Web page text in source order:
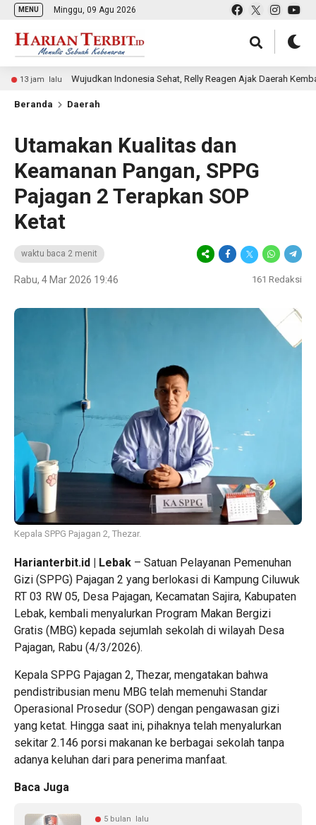
MENU Minggu, 09 Agu 2026
lalu Wujudkan Indonesia Sehat, Relly Reagen Ajak Daerah Kembangkan
Beranda Daerah
Utamakan Kualitas dan
Keamanan Pangan, SPPG
Pajagan 2 Terapkan SOP
Ketat
waktu baca 2 menit
Rabu, 4 Mar 2026 19:46 161 Redaksi
Kepala SPPG Pajagan 2, Thezar.
Harianterbit.id | Lebak – Satuan Pelayanan Pemenuhan
Gizi (SPPG) Pajagan 2 yang berlokasi di Kampung Ciluwuk
RT 03 RW 05, Desa Pajagan, Kecamatan Sajira, Kabupaten
Lebak, kembali menyalurkan Program Makan Bergizi
Gratis (MBG) kepada sejumlah sekolah di wilayah Desa
Pajagan, Rabu (4/3/2026).
Kepala SPPG Pajagan 2, Thezar, mengatakan bahwa
pendistribusian menu MBG telah memenuhi Standar
Operasional Prosedur (SOP) dengan pengawasan gizi
yang ketat. Hingga saat ini, pihaknya telah menyalurkan
sekitar 2.146 porsi makanan ke berbagai sekolah tanpa
adanya keluhan dari para penerima manfaat.
Baca Juga
5 bulan lalu